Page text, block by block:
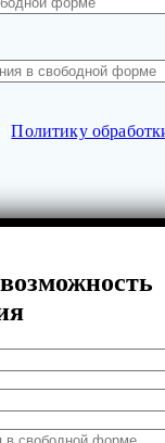
Политику